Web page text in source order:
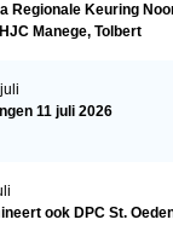
registratie
Regionale Keuring
Manege, Tolbert
11 juli 2026
ook DPC St.